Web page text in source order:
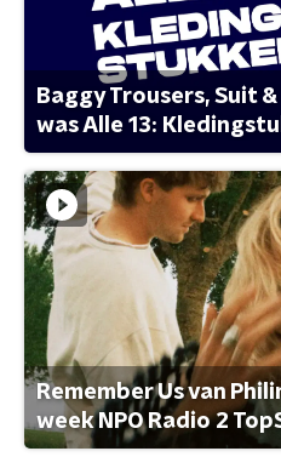
Baggy Trousers, Suit
was Alle 13:
Remember Us van
week NPO Radio 2